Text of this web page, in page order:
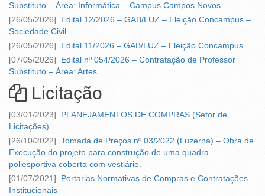
Substituto – Área: Informática – Campus Campos Novos
[26/05/2026]
Edital 12/2026 – GAB/LUZ – Eleição Concampus –
Sociedade Civil
[26/05/2026]
Edital 11/2026 – GAB/LUZ – Eleição Concampus
[07/05/2026]
Edital nº 054/2026 – Contratação de Professor
Substituto – Área: Artes
Licitação
[03/01/2023]
PLANEJAMENTOS DE COMPRAS (Setor de
Licitações)
[26/10/2022] Tomada de Preços nº 03/2022 (Luzerna) – Obra de
Execução do projeto para construção de uma quadra
poliesportiva coberta com vestiário.
[01/07/2021]
Portarias Normativas de Compras e Contratações
Institucionais